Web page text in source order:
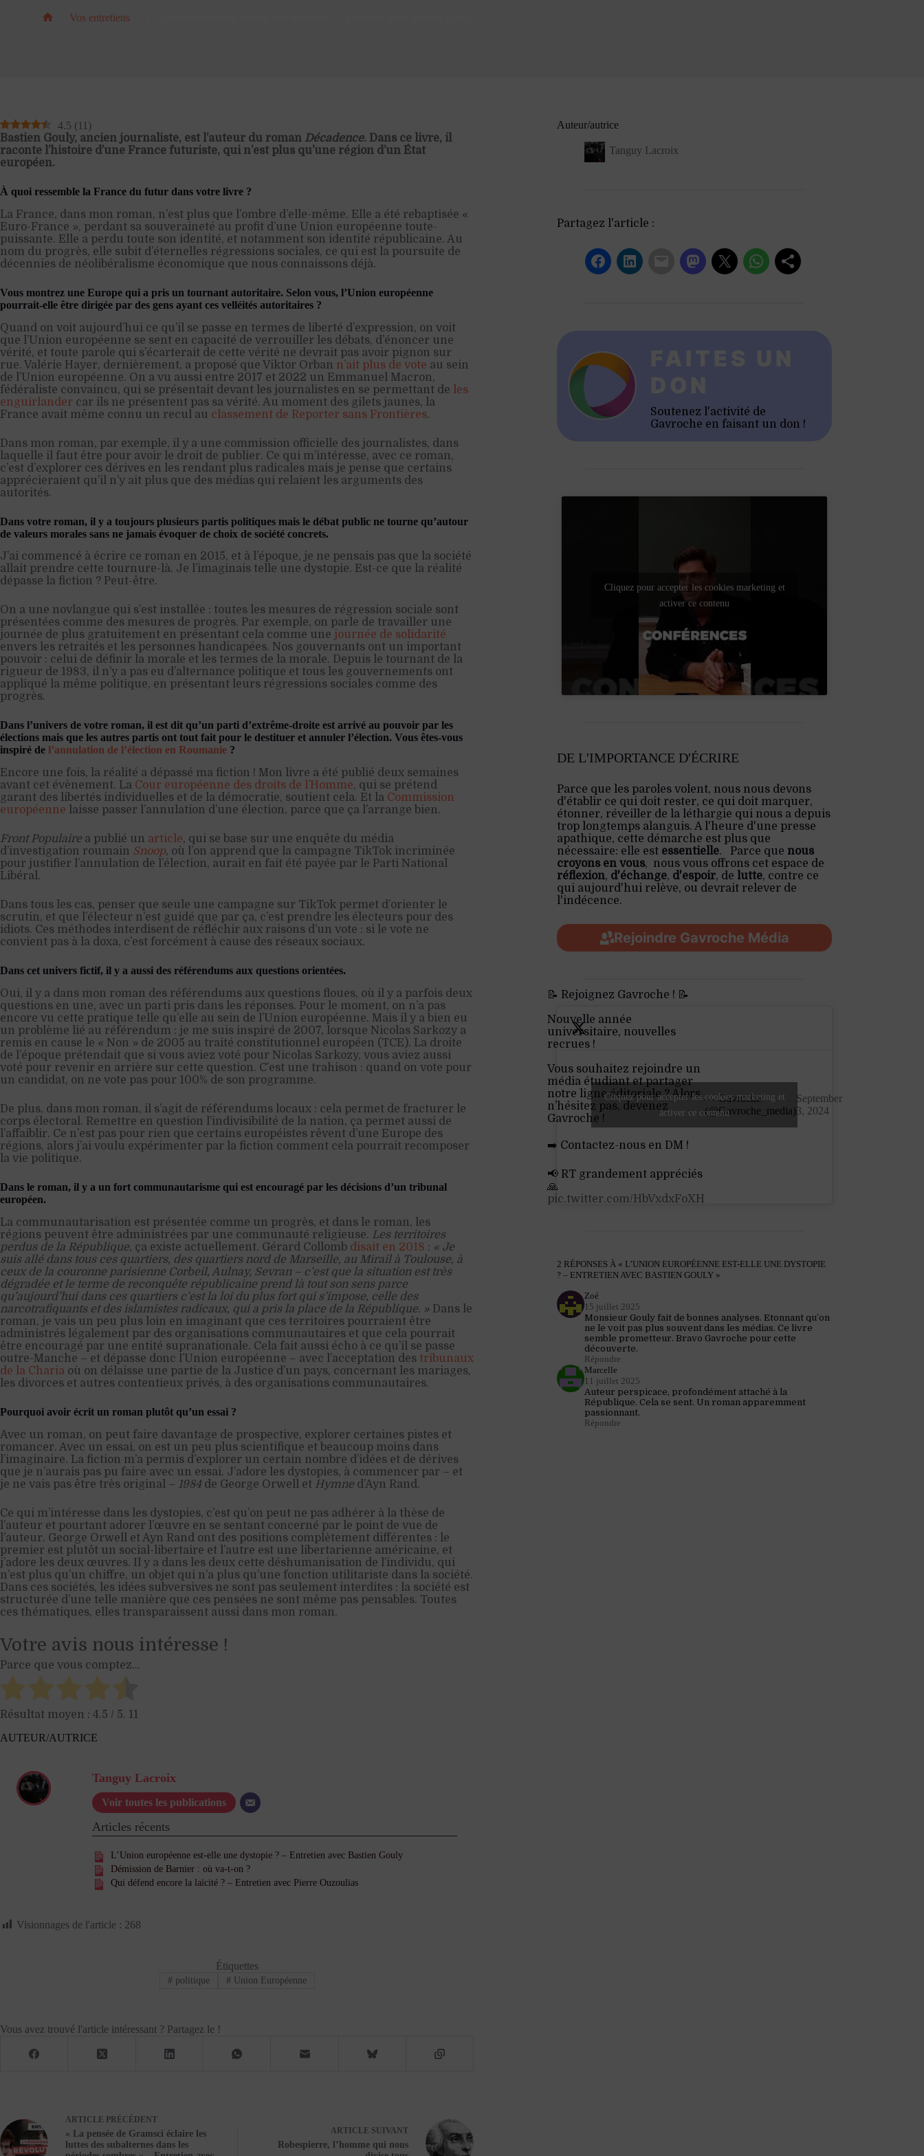
Vos entretiens
4.5 ( 11 )
Bastien Gouly, ancien journaliste, est l’auteur du roman Décadence. Dans ce livre, il
raconte l’histoire d’une France futuriste, qui n’est plus qu’une région d’un État
européen.
À quoi ressemble la France du futur dans votre livre ?
La France, dans mon roman, n’est plus que l’ombre d’elle-même. Elle a été rebaptisée «
Euro-France », perdant sa souveraineté au profit d’une Union européenne toute-
puissante. Elle a perdu toute son identité, et notamment son identité républicaine. Au
nom du progrès, elle subit d’éternelles régressions sociales, ce qui est la poursuite de
décennies de néolibéralisme économique que nous connaissons déjà.
Vous montrez une Europe qui a pris un tournant autoritaire. Selon vous, l’Union européenne
pourrait-elle être dirigée par des gens ayant ces velléités autoritaires ?
Quand on voit aujourd’hui ce qu’il se passe en termes de liberté d’expression, on voit
que l’Union européenne se sent en capacité de verrouiller les débats, d’énoncer une
vérité, et toute parole qui s’écarterait de cette vérité ne devrait pas avoir pignon sur
rue. Valérie Hayer, dernièrement, a proposé que Viktor Orban n’ait plus de vote au sein
de l’Union européenne. On a vu aussi entre 2017 et 2022 un Emmanuel Macron,
fédéraliste convaincu, qui se présentait devant les journalistes en se permettant de
les
enguirlander car ils ne présentent pas sa vérité. Au moment des gilets jaunes, la
France avait même connu un recul au classement de Reporter sans Frontières.
Dans mon roman, par exemple, il y a une commission officielle des journalistes, dans
laquelle il faut être pour avoir le droit de publier. Ce qui m’intéresse, avec ce roman,
c’est d’explorer ces dérives en les rendant plus radicales mais je pense que certains
apprécieraient qu’il n’y ait plus que des médias qui relaient les arguments des
autorités.
Dans votre roman, il y a toujours plusieurs partis politiques mais le débat public ne tourne qu’autour
de valeurs morales sans ne jamais évoquer de choix de société concrets.
J’ai commencé à écrire ce roman en 2015, et à l’époque, je ne pensais pas que la société
allait prendre cette tournure-là. Je l’imaginais telle une dystopie. Est-ce que la réalité
dépasse la fiction ? Peut-être.
On a une novlangue qui s’est installée : toutes les mesures de régression sociale sont
présentées comme des mesures de progrès. Par exemple, on parle de travailler une
journée de plus gratuitement en présentant cela comme une journée de solidarité
envers les retraités et les personnes handicapées. Nos gouvernants ont un important
pouvoir : celui de définir la morale et les termes de la morale. Depuis le tournant de la
rigueur de 1983, il n’y a pas eu d’alternance politique et tous les gouvernements ont
appliqué la même politique, en présentant leurs régressions sociales comme des
progrès.
Dans l’univers de votre roman, il est dit qu’un parti d’extrême-droite est arrivé au pouvoir par les
élections mais que les autres partis ont tout fait pour le destituer et annuler l’élection. Vous êtes-vous
inspiré de l’annulation de l’élection en Roumanie ?
Encore une fois, la réalité a dépassé ma fiction ! Mon livre a été publié deux semaines
avant cet évènement. La Cour européenne des droits de l’Homme, qui se prétend
garant des libertés individuelles et de la démocratie, soutient cela. Et la Commission
européenne laisse passer l’annulation d’une élection, parce que ça l’arrange bien.
Front Populaire a publié un article, qui se base sur une enquête du média
d’investigation roumain Snoop, où l’on apprend que la campagne TikTok incriminée
pour justifier l’annulation de l’élection, aurait en fait été payée par le Parti National
Libéral.
Dans tous les cas, penser que seule une campagne sur TikTok permet d’orienter le
scrutin, et que l’électeur n’est guidé que par ça, c’est prendre les électeurs pour des
idiots. Ces méthodes interdisent de réfléchir aux raisons d’un vote : si le vote ne
convient pas à la doxa, c’est forcément à cause des réseaux sociaux.
Dans cet univers fictif, il y a aussi des référendums aux questions orientées.
Oui, il y a dans mon roman des référendums aux questions floues, où il y a parfois deux
questions en une, avec un parti pris dans les réponses. Pour le moment, on n’a pas
encore vu cette pratique telle qu’elle au sein de l’Union européenne. Mais il y a bien eu
un problème lié au référendum : je me suis inspiré de 2007, lorsque Nicolas Sarkozy a
remis en cause le « Non » de 2005 au traité constitutionnel européen (TCE). La droite
de l’époque prétendait que si vous aviez voté pour Nicolas Sarkozy, vous aviez aussi
voté pour revenir en arrière sur cette question. C’est une trahison : quand on vote pour
un candidat, on ne vote pas pour 100% de son programme.
De plus, dans mon roman, il s’agit de référendums locaux : cela permet de fracturer le
corps électoral. Remettre en question l’indivisibilité de la nation, ça permet aussi de
l’affaiblir. Ce n’est pas pour rien que certains européistes rêvent d’une Europe des
régions, alors j’ai voulu expérimenter par la fiction comment cela pourrait recomposer
la vie politique.
Dans le roman, il y a un fort communautarisme qui est encouragé par les décisions d’un tribunal
européen.
La communautarisation est présentée comme un progrès, et dans le roman, les
régions peuvent être administrées par une communauté religieuse. Les territoires
perdus de la République, ça existe actuellement. Gérard Collomb disait en 2018 : « Je
suis allé dans tous ces quartiers, des quartiers nord de Marseille, au Mirail à Toulouse, à
ceux de la couronne parisienne Corbeil, Aulnay, Sevran – c’est que la situation est très
dégradée et le terme de reconquête républicaine prend là tout son sens parce
qu’aujourd’hui dans ces quartiers c’est la loi du plus fort qui s’impose, celle des
narcotrafiquants et des islamistes radicaux, qui a pris la place de la République. » Dans le
roman, je vais un peu plus loin en imaginant que ces territoires pourraient être
administrés légalement par des organisations communautaires et que cela pourrait
être encouragé par une entité supranationale. Cela fait aussi écho à ce qu’il se passe
outre-Manche – et dépasse donc l’Union européenne – avec l’acceptation des tribunaux
de la Charia où on délaisse une partie de la Justice d’un pays, concernant les mariages,
les divorces et autres contentieux privés, à des organisations communautaires.
Pourquoi avoir écrit un roman plutôt qu’un essai ?
Avec un roman, on peut faire davantage de prospective, explorer certaines pistes et
romancer. Avec un essai, on est un peu plus scientifique et beaucoup moins dans
l’imaginaire. La fiction m’a permis d’explorer un certain nombre d’idées et de dérives
que je n’aurais pas pu faire avec un essai. J’adore les dystopies, à commencer par – et
je ne vais pas être très original – 1984 de George Orwell et Hymne d’Ayn Rand.
Ce qui m’intéresse dans les dystopies, c’est qu’on peut ne pas adhérer à la thèse de
l’auteur et pourtant adorer l’œuvre en se sentant concerné par le point de vue de
l’auteur. George Orwell et Ayn Rand ont des positions complètement différentes : le
premier est plutôt un social-libertaire et l’autre est une libertarienne américaine, et
j’adore les deux œuvres. Il y a dans les deux cette déshumanisation de l’individu, qui
n’est plus qu’un chiffre, un objet qui n’a plus qu’une fonction utilitariste dans la société.
Dans ces sociétés, les idées subversives ne sont pas seulement interdites : la société est
structurée d’une telle manière que ces pensées ne sont même pas pensables. Toutes
ces thématiques, elles transparaissent aussi dans mon roman.
Votre avis nous intéresse !
Parce que vous comptez...
Résultat moyen : 4.5 / 5. 11
AUTEUR/AUTRICE
Tanguy Lacroix
Voir toutes les publications
Articles récents
L’Union européenne est-elle une dystopie ? – Entretien avec Bastien Gouly
Démission de Barnier : où va-t-on ?
Qui défend encore la laïcité ? – Entretien avec Pierre Ouzoulias
Visionnages de l'article : 268
Étiquettes
# politique # Union Européenne
Vous avez trouvé l'article intéressant ? Partagez le !
ARTICLE PRÉCÉDENT
« La pensée de Gramsci éclaire les
luttes des subalternes dans les
ARTICLE SUIVANT
Robespierre, l’homme qui nous
Auteur/autrice
Tanguy Lacroix
Partagez l'article :
Soutenez l'activité de
Gavroche en faisant un don !
Cliquez pour accepter les cookies marketing et
activer ce contenu
DE L'IMPORTANCE D'ÉCRIRE
Parce que les paroles volent, nous nous devons
d'établir ce qui doit rester, ce qui doit marquer,
étonner, réveiller de la léthargie qui nous a depuis
trop longtemps alanguis. A l'heure d'une presse
apathique, cette démarche est plus que
nécessaire: elle est essentielle. Parce que nous
croyons en vous, nous vous offrons cet espace de
réflexion, d'échange, d'espoir, de lutte, contre ce
qui aujourd'hui relève, ou devrait relever de
l'indécence.
Rejoindre Gavroche Média
📝 Rejoignez Gavroche ! 📝
Nouvelle année
universitaire, nouvelles
recrues !
Vous souhaitez rejoindre un
média étudiant et partager
notre ligne éditoriale ? Alors
n’hésitez pas, devenez
Gavroche !
➡️ Contactez-nous en DM !
📢 RT grandement appréciés
🙏
pic.twitter.com/HbVxdxFoXH
— Gavroche
(@Gavroche_media)
September
3, 2024
Cliquez pour accepter les cookies marketing et
activer ce contenu
2 RÉPONSES À « L’UNION EUROPÉENNE EST-ELLE UNE DYSTOPIE
? – ENTRETIEN AVEC BASTIEN GOULY »
Zoé
15 juillet 2025
Monsieur Gouly fait de bonnes analyses. Etonnant qu’on
ne le voit pas plus souvent dans les médias. Ce livre
semble prometteur. Bravo Gavroche pour cette
découverte.
Répondre
Marcelle
11 juillet 2025
Auteur perspicace, profondément attaché à la
République. Cela se sent. Un roman apparemment
passionnant.
Répondre